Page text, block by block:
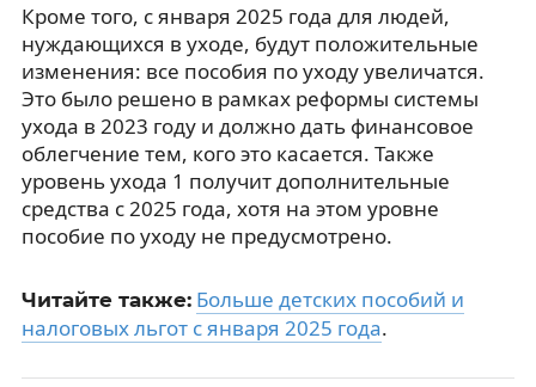
Кроме того, с января 2025 года для людей,
нуждающихся в уходе, будут положительные
изменения: все пособия по уходу увеличатся.
Это было решено в рамках реформы системы
ухода в 2023 году и должно дать финансовое
облегчение тем, кого это касается. Также
уровень ухода 1 получит дополнительные
средства с 2025 года, хотя на этом уровне
пособие по уходу не предусмотрено.
Читайте также: Больше детских пособий и
налоговых льгот с января 2025 года.